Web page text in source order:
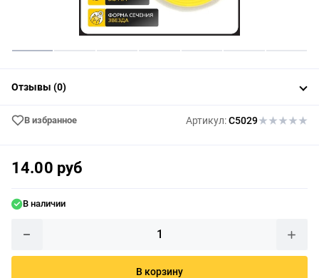
Отзывы (0)
В избранное Артикул:C5029
14.00 руб
В наличии
В корзину